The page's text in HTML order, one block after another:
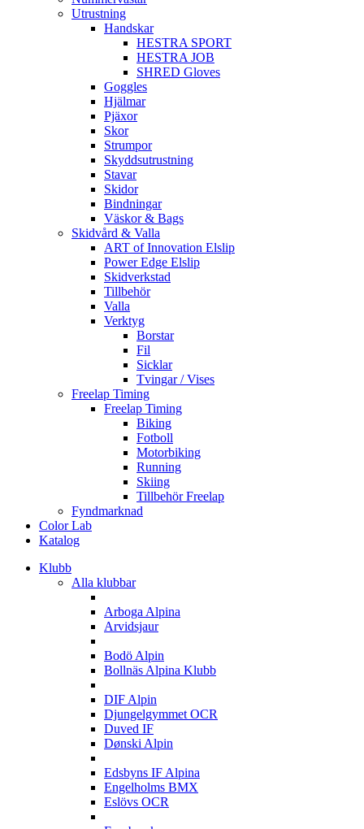
Utrustning
Handskar
HESTRA SPORT
HESTRA JOB
SHRED Gloves
Goggles
Hjälmar
Pjäxor
Skor
Strumpor
Skyddsutrustning
Stavar
Skidor
Bindningar
Väskor & Bags
Skidvård & Valla
ART of Innovation Elslip
Power Edge Elslip
Skidverkstad
Tillbehör
Valla
Verktyg
Borstar
Fil
Sicklar
Tvingar / Vises
Freelap Timing
Freelap Timing
Biking
Fotboll
Motorbiking
Running
Skiing
Tillbehör Freelap
Fyndmarknad
Color Lab
Katalog
Klubb
Alla klubbar
Arboga Alpina
Arvidsjaur
Bodö Alpin
Bollnäs Alpina Klubb
DIF Alpin
Djungelgymmet OCR
Duved IF
Dønski Alpin
Edsbyns IF Alpina
Engelholms BMX
Eslövs OCR